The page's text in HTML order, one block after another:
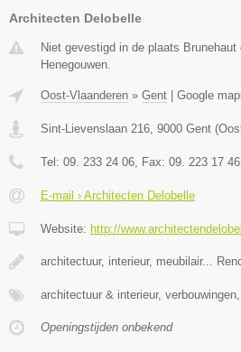
Architecten Delobelle
Niet gevestigd in de plaats
Henegouwen.
Oost-Vlaanderen » Gent Google
Sint-Lievenslaan 216 9000 Gent (
Tel: 09. 233 24 06 , Fax: 09. 223 17 46
E-mail › Architecten Delobelle
Website: http://
architectuur, interieur, meubilair...
architectuur & interieur,
Openingstijden onbekend